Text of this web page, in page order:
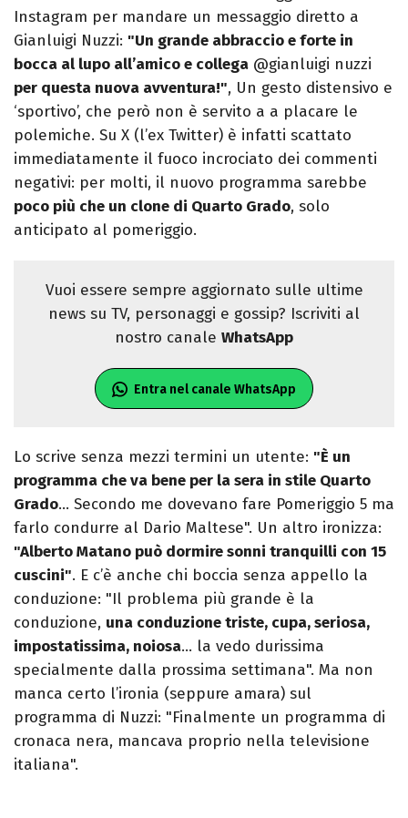
Instagram per mandare un messaggio diretto a
Gianluigi Nuzzi: "Un grande abbraccio e forte in
bocca al lupo all’amico e collega @gianluigi nuzzi
per questa nuova avventura!", Un gesto distensivo e
‘sportivo’, che però non è servito a a placare le
polemiche. Su X (l’ex Twitter) è infatti scattato
immediatamente il fuoco incrociato dei commenti
negativi: per molti, il nuovo programma sarebbe
poco più che un clone di Quarto Grado, solo
anticipato al pomeriggio.
Vuoi essere sempre aggiornato sulle ultime
news su TV, personaggi e gossip? Iscriviti al
nostro canale WhatsApp
Entra nel canale WhatsApp
Lo scrive senza mezzi termini un utente: "È un
programma che va bene per la sera in stile Quarto
Grado… Secondo me dovevano fare Pomeriggio 5 ma
farlo condurre al Dario Maltese". Un altro ironizza:
"Alberto Matano può dormire sonni tranquilli con 15
cuscini". E c’è anche chi boccia senza appello la
conduzione: "Il problema più grande è la
conduzione, una conduzione triste, cupa, seriosa,
impostatissima, noiosa… la vedo durissima
specialmente dalla prossima settimana". Ma non
manca certo l’ironia (seppure amara) sul
programma di Nuzzi: "Finalmente un programma di
cronaca nera, mancava proprio nella televisione
italiana".